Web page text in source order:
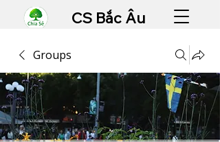
CS Bắc Âu
Groups